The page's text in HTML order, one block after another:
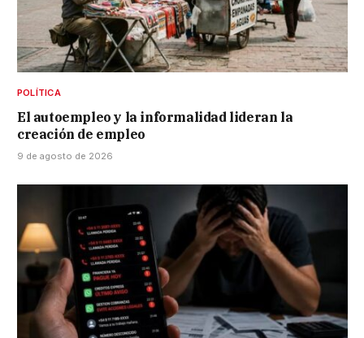
POLÍTICA
El autoempleo y la informalidad lideran la
creación de empleo
9 de agosto de 2026